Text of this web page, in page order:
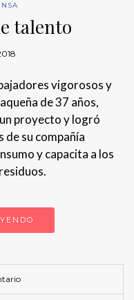
talento
vigorosos y
de 37 años,
proyecto y logró
de su compañía
y capacita a los